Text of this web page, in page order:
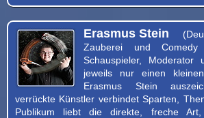
Erasmus Stein
Zauberei und Comedy
Schauspieler, Moderator
jeweils nur einen
Erasmus Stein
verrückte Künstler verbindet Sparten,
Publikum liebt die direkte, freche